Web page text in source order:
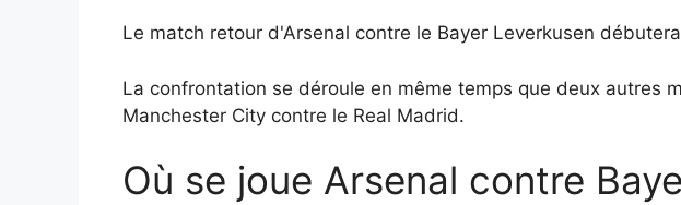
Le match retour d'Arsenal contre le Bayer Leverkusen
La confrontation se déroule en même temps que deux autres
Manchester City contre le Real Madrid.
Où se joue Arsenal contre